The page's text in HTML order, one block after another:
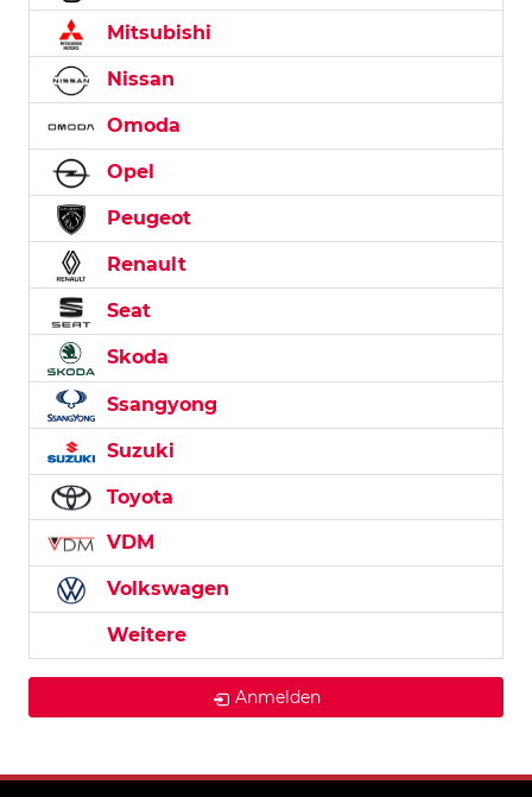
Mitsubishi
Nissan
Omoda
Opel
Peugeot
Renault
Seat
Skoda
Ssangyong
Suzuki
Toyota
VDM
Volkswagen
Weitere
Anmelden